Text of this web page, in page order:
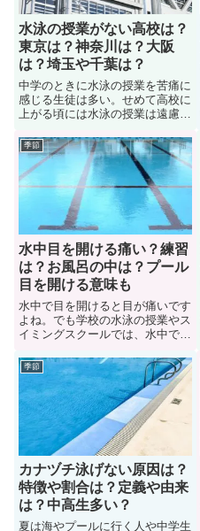
水泳の授業がない高校は？
東京は？神奈川は？大阪
は？埼玉や千葉は？
中学のときに水泳の授業を苦痛に
感じる生徒は多い。せめて高校に
上がる頃には水泳の授業は遠慮し
高校なんてあるのでしょうか？
色々な人に体験談を聞いてみたの
でぜひ参考にしよう。また「東
京、神奈川、大阪、埼玉、千葉」
の県で水泳の授業を取り入れてい
ないとされる高校も紹介します。
季節
水中目を開ける痛い？練習
は？お風呂の中は？プール
目を開ける意味も
水中で目を開けると目が痛いです
よね。でも学校の水泳の授業やス
イミングスクールでは、水中で目
ます。洗面台やお風呂の中で目を
開ける練習をする人もいます。こ
こでは水中で目を開けると痛い理
由や克服する練習法なども紹介し
ます。またプールで目を開ける意
味についても解説します。
季節
カナヅチ泳げない原因は？
特徴や割合は？定義や由来
は？中高生多い？
夏は海やプールに行く人や中学生